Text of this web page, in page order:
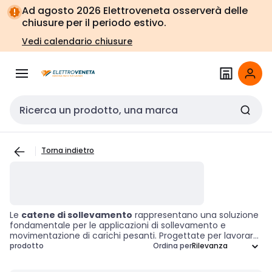
Vai alla
navigazione
Vai
alla
pagina
Ad agosto 2026 Elettroveneta osserverà delle
chiusure per il periodo estivo.
Vedi calendario chiusure
Cerca input
Torna indietro
Le catene di sollevamento rappresentano una soluzione
fondamentale per le applicazioni di sollevamento e
movimentazione di carichi pesanti. Progettate per lavorare
in sinergia con i sistemi di hoisting e altri dispositivi di
prodotto Ordina per